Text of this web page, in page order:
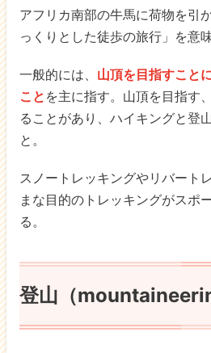
アフリカ南部の牛馬に荷物を引
っくりとした徒歩の旅行」を意味
一般的には、 山頂を目指すこと
こと を主に指す。山頂を目指す
ることがあり、ハイキングと登
と。
スノートレッキングやリバート
まな目的のトレッキングがスポ
る。
登山（